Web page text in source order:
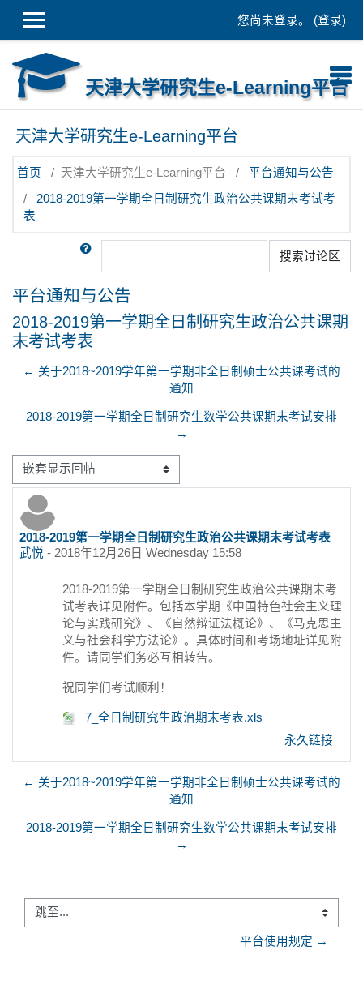
您尚未登录。 (登录)
天津大学研究生e-Learning平台
天津大学研究生e-Learning平台
首页 天津大学研究生e-Learning平台
平台通知与公告
2018-2019第一学期全日制研究生政治公共课期末考试考
表
搜索
搜索讨论区
平台通知与公告
2018-2019第一学期全日制研究生政治公共课期
末考试考表
← 关于2018~2019学年第一学期非全日制硕士公共课考试的
通知
2018-2019第一学期全日制研究生数学公共课期末考试安排
→
显示模式
2018-2019第一学期全日制研究生政治公共课期末考试考表
武悦 - 2018年12月26日 Wednesday 15:58
回帖数：0
2018-2019第一学期全日制研究生政治公共课期末考
试考表详见附件。包括本学期《中国特色社会主义理
论与实践研究》、《自然辩证法概论》、《马克思主
义与社会科学方法论》。具体时间和考场地址详见附
件。请同学们务必互相转告。
祝同学们考试顺利！
7_全日制研究生政治期末考表.xls
永久链接
← 关于2018~2019学年第一学期非全日制硕士公共课考试的
通知
2018-2019第一学期全日制研究生数学公共课期末考试安排
→
跳至...
平台使用规定 →